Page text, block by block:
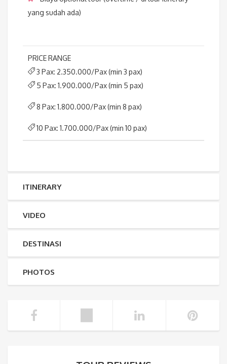
yang sudah ada)
PRICE RANGE
3 Pax: 2.350.000/Pax (min 3 pax)
5 Pax: 1.900.000/Pax (min 5 pax)
8 Pax: 1.800.000/Pax (min 8 pax)
10 Pax: 1.700.000/Pax (min 10 pax)
ITINERARY
VIDEO
DESTINASI
PHOTOS